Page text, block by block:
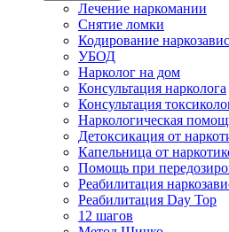
Лечение наркомании
Снятие ломки
Кодирование
УБОД
Нарколог на дом
Консультация нарколога
Консультация
Наркологическая
Детоксикация от
Капельница от
Помощь при
Реабилитация
Реабилитация Day Top
12 шагов